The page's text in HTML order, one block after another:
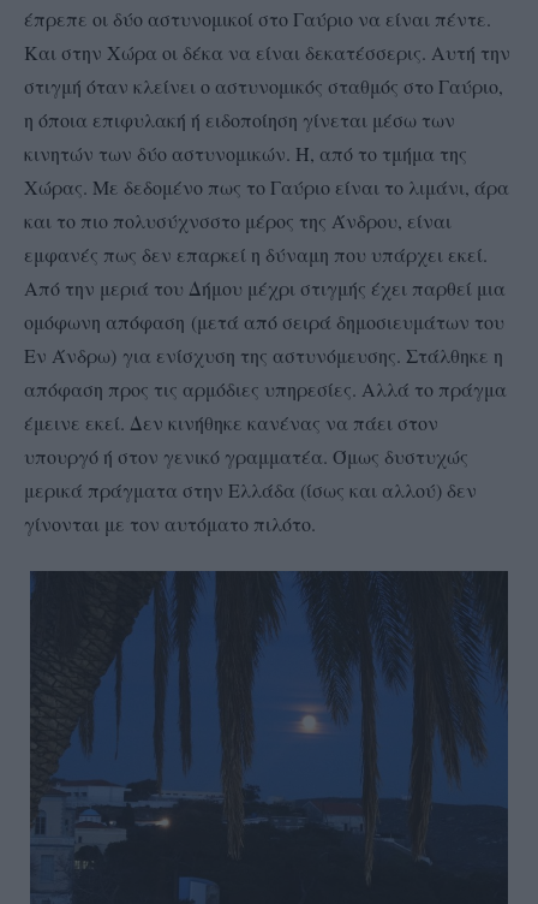
έπρεπε οι δύο αστυνομικοί στο Γαύριο να είναι πέντε.
Και στην Χώρα οι δέκα να είναι δεκατέσσερις. Αυτή την
στιγμή όταν κλείνει ο αστυνομικός σταθμός στο Γαύριο,
η όποια επιφυλακή ή ειδοποίηση γίνεται μέσω των
κινητών των δύο αστυνομικών. Ή, από το τμήμα της
Χώρας. Με δεδομένο πως το Γαύριο είναι το λιμάνι, άρα
και το πιο πολυσύχνσστο μέρος της Άνδρου, είναι
εμφανές πως δεν επαρκεί η δύναμη που υπάρχει εκεί.
Από την μεριά του Δήμου μέχρι στιγμής έχει παρθεί μια
ομόφωνη απόφαση (μετά από σειρά δημοσιευμάτων του
Εν Άνδρω) για ενίσχυση της αστυνόμευσης. Στάλθηκε η
απόφαση προς τις αρμόδιες υπηρεσίες. Αλλά το πράγμα
έμεινε εκεί. Δεν κινήθηκε κανένας να πάει στον
υπουργό ή στον γενικό γραμματέα. Όμως δυστυχώς
μερικά πράγματα στην Ελλάδα (ίσως και αλλού) δεν
γίνονται με τον αυτόματο πιλότο.